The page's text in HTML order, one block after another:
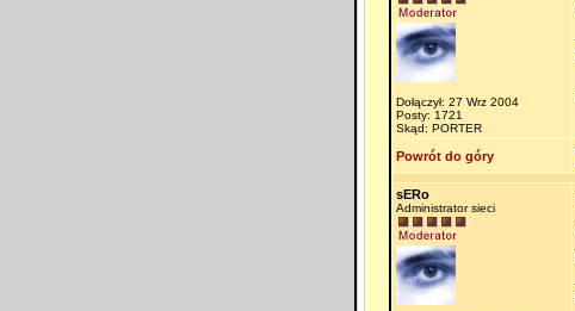
Dołączył: 27 Wrz 2004
Posty: 1721
Skąd: PORTER
Powrót do góry
sERo
Administrator sieci